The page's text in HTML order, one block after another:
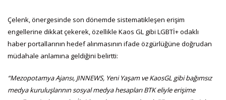
Çelenk, önergesinde son dönemde sistematikleşen erişim
engellerine dikkat çekerek, özellikle Kaos GL gibi LGBTİ+ odaklı
haber portallarının hedef alınmasının ifade özgürlüğüne doğrudan
müdahale anlamına geldiğini belirtti:
“Mezopotamya Ajansı, JINNEWS, Yeni Yaşam ve KaosGL gibi bağımsız
medya kuruluşlarının sosyal medya hesapları BTK eliyle erişime